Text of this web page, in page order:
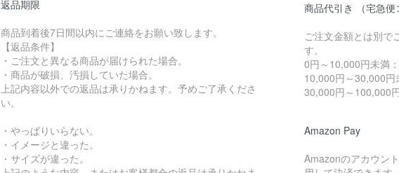
返品期限
商品到着後7日間以内にご連絡をお願い致します。
【返品条件】
・ご注文と異なる商品が届けられた場合。
・商品が破損、汚損していた場合。
上記内容以外での返品は承りかねます。予めご了承くださ
い。
・やっぱりいらない。
・イメージと違った。
・サイズが違った。
商品代引き （宅急便
ご注文金額とは別で
す。
0円～10,000円未満
10,000円～30,000
30,000円～100,000
Amazon Pay
Amazonのアカウン